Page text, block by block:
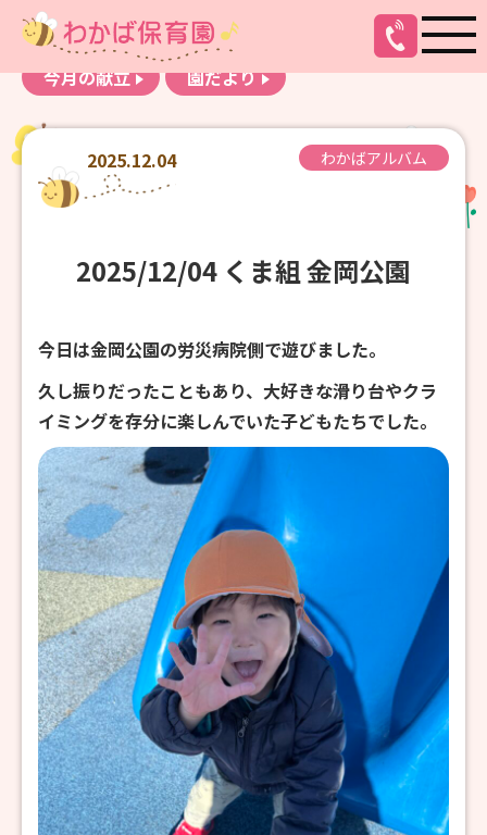
お知らせ
わかばアルバム
今月の献立
園だより
2025.12.04 わかばアルバム
2025/12/04 くま組 金岡公園
今日は金岡公園の労災病院側で遊びました。
久し振りだったこともあり、大好きな滑り台やクラ
イミングを存分に楽しんでいた子どもたちでした。